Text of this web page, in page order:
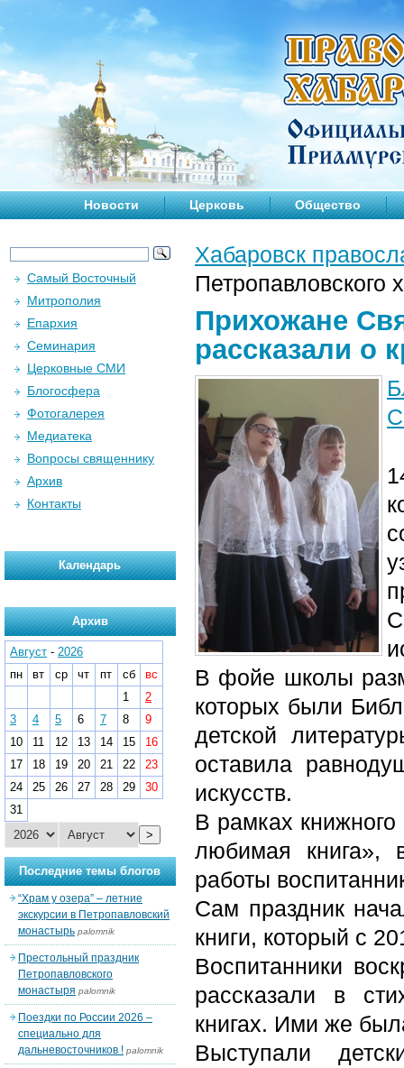
Новости Церковь Общество
Хабаровск
Петропавловского
Прихожане
рассказали о
В фойе школы
которых были
детской
оставила
искусств.
В рамках
любимая книга»,
работы
Сам праздник
книги, который с
Воспитанники
рассказали в
книгах. Ими же
Выступали
Самый Восточный
Митрополия
Епархия
Семинария
Церковные СМИ
Блогосфера
Фотогалерея
Медиатека
Вопросы священнику
Архив
Контакты
Календарь
Архив
Август - 2026
пн
вт ср чт пт сб
вс
1
2
3
4 5 6 7 8
9
10
11 12 13 14 15
16
17
18 19 20 21 22
23
24
25 26 27 28 29
30
31
>
Последние темы блогов
“Храм у озера” – летние
экскурсии в Петропавловский
монастырь palomnik
Престольный праздник
Петропавловского
монастыря palomnik
Поездки по России 2026 –
специально для
дальневосточников ! palomnik